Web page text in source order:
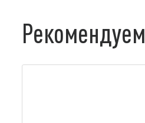
Рекомендуем